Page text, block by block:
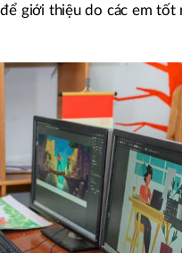
giới thiệu do các em tốt